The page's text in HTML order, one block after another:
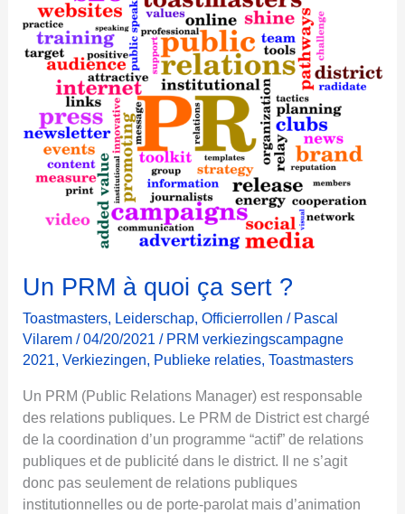
:
j
e
c
a
m
p
a
g
n
b
e
Un PRM à quoi ça sert ?
Toastmasters, Leiderschap,Officierrollen / Pascal
Vilarem/04/20/2021/ PRM verkiezingscampagne
2021,Verkiezingen, Publieke relaties,Toastmasters
Un PRM (Public Relations Manager) est responsable
des relations publiques. Le PRM de District est chargé
de la coordination d’un programme “actif” de relations
publiques et de publicité dans le district. Il ne s’agit
donc pas seulement de relations publiques
institutionnelles ou de porte-parolat mais d’animation